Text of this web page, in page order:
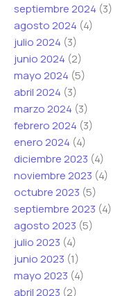
septiembre 2024 (3)
agosto 2024 (4)
julio 2024 (3)
junio 2024 (2)
mayo 2024 (5)
abril 2024 (3)
marzo 2024 (3)
febrero 2024 (3)
enero 2024 (4)
diciembre 2023 (4)
noviembre 2023 (4)
octubre 2023 (5)
septiembre 2023 (4)
agosto 2023 (5)
julio 2023 (4)
junio 2023 (1)
mayo 2023 (4)
abril 2023 (2)